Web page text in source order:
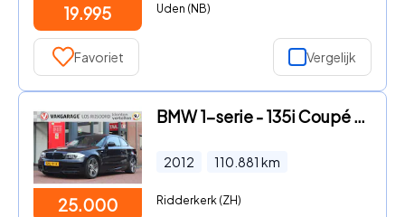
19.995 Uden (NB)
Favoriet Vergelijk
25.000
BMW 1-serie - 135i Coupé Handgeschakeld *High Executive* | Schuifdak | Sto
2012 110.881 km
Ridderkerk (ZH)